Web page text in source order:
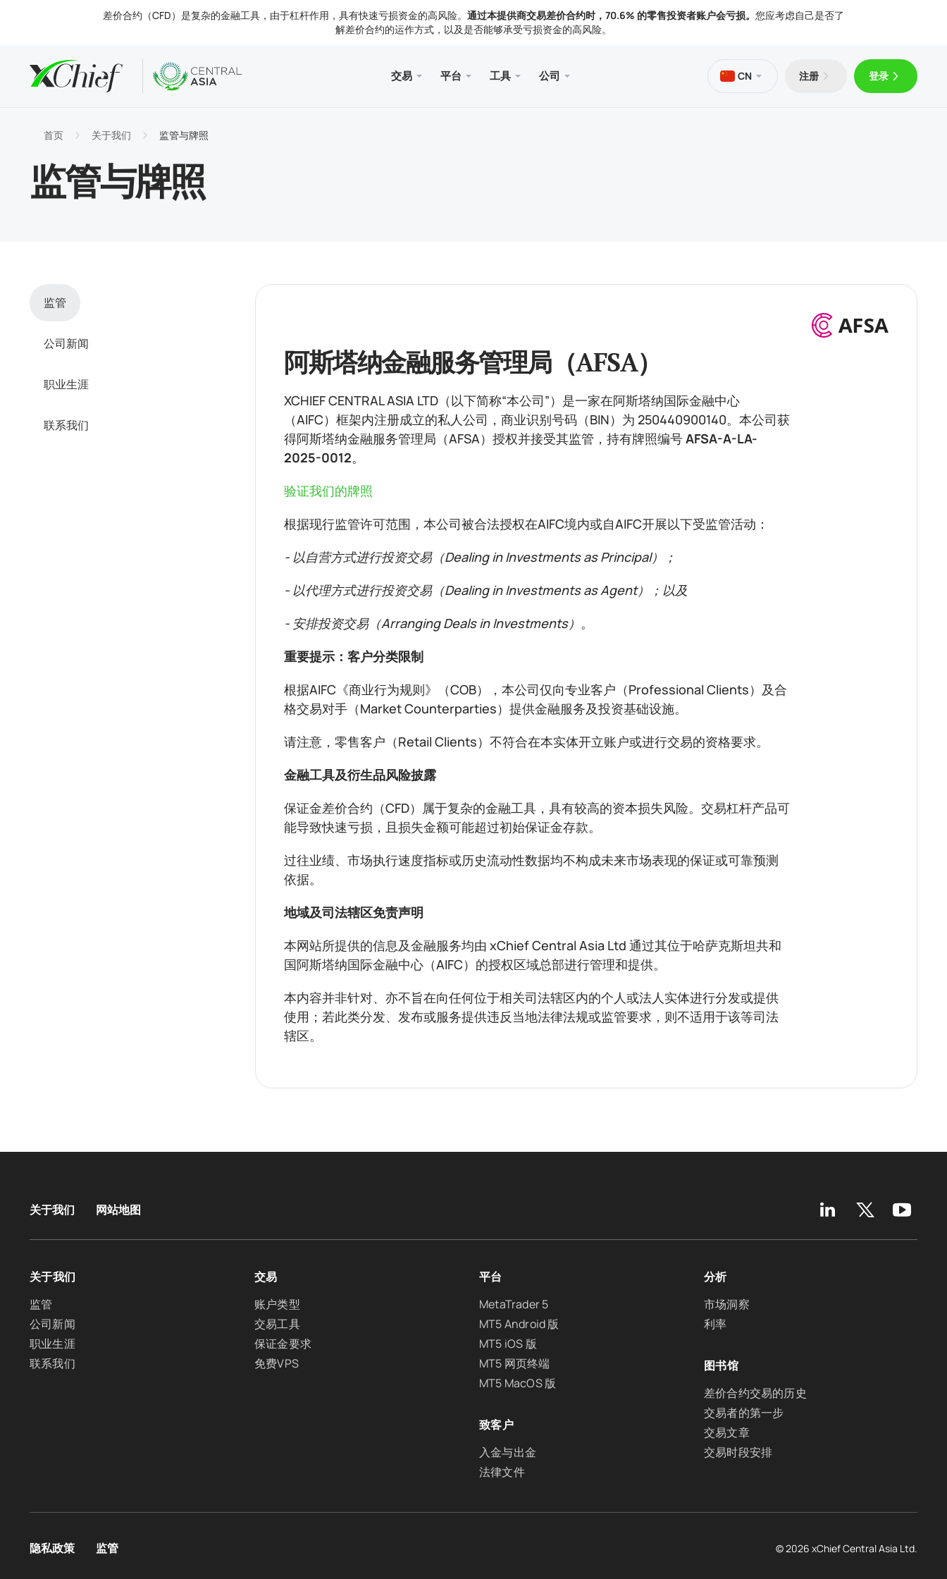
差价合约（CFD）是复杂的金融工具，由于杠杆作用，具有快速亏损资金的高风险。 通过本提供商交易差价合约时，70.6% 的零售投资者账户会亏损。 您应考虑自己是否了
解差价合约的运作方式，以及是否能够承受亏损资金的高风险。
交易 平台 工具 公司 CN 注册 登录
首页 关于我们 监管与牌照
监管与牌照
监管
公司新闻
职业生涯
联系我们
阿斯塔纳金融服务管理局（AFSA）
XCHIEF CENTRAL ASIA LTD（以下简称“本公司”）是一家在阿斯塔纳国际金融中心
（AIFC）框架内注册成立的私人公司，商业识别号码（BIN）为 250440900140。本公司获
得阿斯塔纳金融服务管理局（AFSA）授权并接受其监管，持有牌照编号AFSA-A-LA-
2025-0012。
验证我们的牌照
根据现行监管许可范围，本公司被合法授权在AIFC境内或自AIFC开展以下受监管活动：
- 以自营方式进行投资交易（Dealing in Investments as Principal）；
- 以代理方式进行投资交易（Dealing in Investments as Agent）；以及
- 安排投资交易（Arranging Deals in Investments）。
重要提示：客户分类限制
根据AIFC《商业行为规则》（COB），本公司仅向专业客户（Professional Clients）及合
格交易对手（Market Counterparties）提供金融服务及投资基础设施。
请注意，零售客户（Retail Clients）不符合在本实体开立账户或进行交易的资格要求。
金融工具及衍生品风险披露
保证金差价合约（CFD）属于复杂的金融工具，具有较高的资本损失风险。交易杠杆产品可
能导致快速亏损，且损失金额可能超过初始保证金存款。
过往业绩、市场执行速度指标或历史流动性数据均不构成未来市场表现的保证或可靠预测
依据。
地域及司法辖区免责声明
本网站所提供的信息及金融服务均由 xChief Central Asia Ltd 通过其位于哈萨克斯坦共和
国阿斯塔纳国际金融中心（AIFC）的授权区域总部进行管理和提供。
本内容并非针对、亦不旨在向任何位于相关司法辖区内的个人或法人实体进行分发或提供
使用；若此类分发、发布或服务提供违反当地法律法规或监管要求，则不适用于该等司法
辖区。
关于我们 网站地图
关于我们
监管
公司新闻
职业生涯
联系我们
交易
账户类型
交易工具
保证金要求
免费VPS
平台
MetaTrader 5
MT5 Android 版
MT5 iOS 版
MT5 网页终端
MT5 MacOS 版
致客户
入金与出金
法律文件
分析
市场洞察
利率
图书馆
差价合约交易的历史
交易者的第一步
交易文章
交易时段安排
隐私政策 监管 © 2026 xChief Central Asia Ltd.